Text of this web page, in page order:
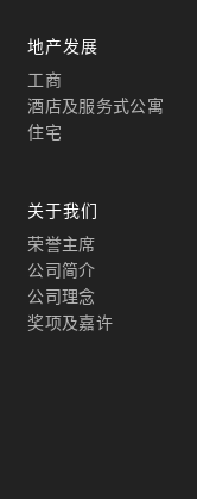
地产发展
工商
酒店及服务式公寓
住宅
关于我们
荣誉主席
公司简介
公司理念
奖项及嘉许